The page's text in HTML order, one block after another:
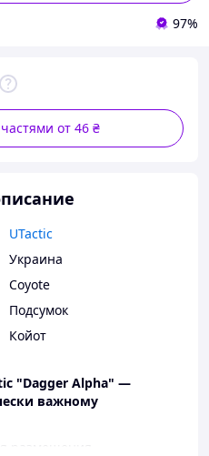
97%
от 46 ₴
UTactic
Украина
Coyote
Подсумок
Койот
"Dagger Alpha" —
важному
размещения